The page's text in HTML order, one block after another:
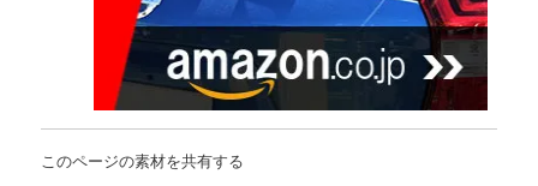
このページの素材を共有する